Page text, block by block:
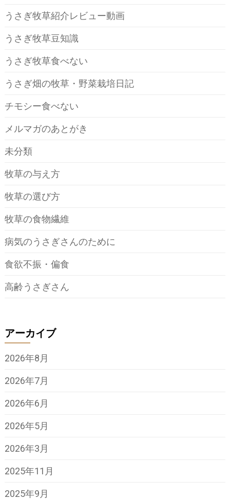
うさぎ牧草紹介レビュー動画
うさぎ牧草豆知識
うさぎ牧草食べない
うさぎ畑の牧草・野菜栽培日記
チモシー食べない
メルマガのあとがき
未分類
牧草の与え方
牧草の選び方
牧草の食物繊維
病気のうさぎさんのために
食欲不振・偏食
高齢うさぎさん
アーカイブ
2026年8月
2026年7月
2026年6月
2026年5月
2026年3月
2025年11月
2025年9月